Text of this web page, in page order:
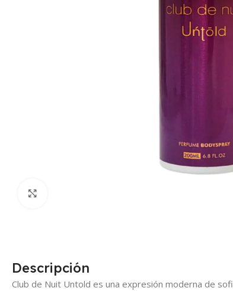
Descripción
Club de Nuit Untold es una expresión moderna de